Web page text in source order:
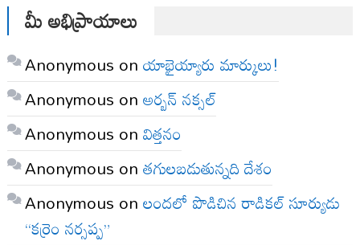
మీ అభిప్రాయాలు
Anonymous onయాభైయ్యారు మార్కులు!
Anonymous onఅర్బన్ నక్సల్
Anonymous onవిత్తనం
Anonymous onతగులబడుతున్నది దేశం
Anonymous onలందలో పొడిచిన రాడికల్ సూర్యుడు
“కర్రెం నర్సప్ప”